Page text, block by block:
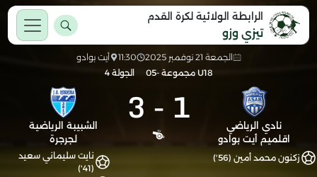
الرابطة الولائية لكرة القدم
تيزي وزو
الجمعة 21 نوفمبر 2025 11:30
أيت بوادو
U18 مجموعة -05
الجولة 4
نادي الرياضي
اقلميم أيت بوادو
1
-
3
الشبيبة الرياضية
لجرجرة
زكنون محمد أمين (56')
نايت سليماني سعيد
(41')